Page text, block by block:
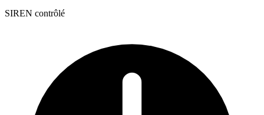
SIREN contrôlé